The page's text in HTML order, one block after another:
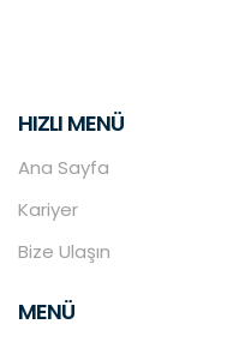
HIZLI MENÜ
Ana Sayfa
Kariyer
Bize Ulaşın
MENÜ